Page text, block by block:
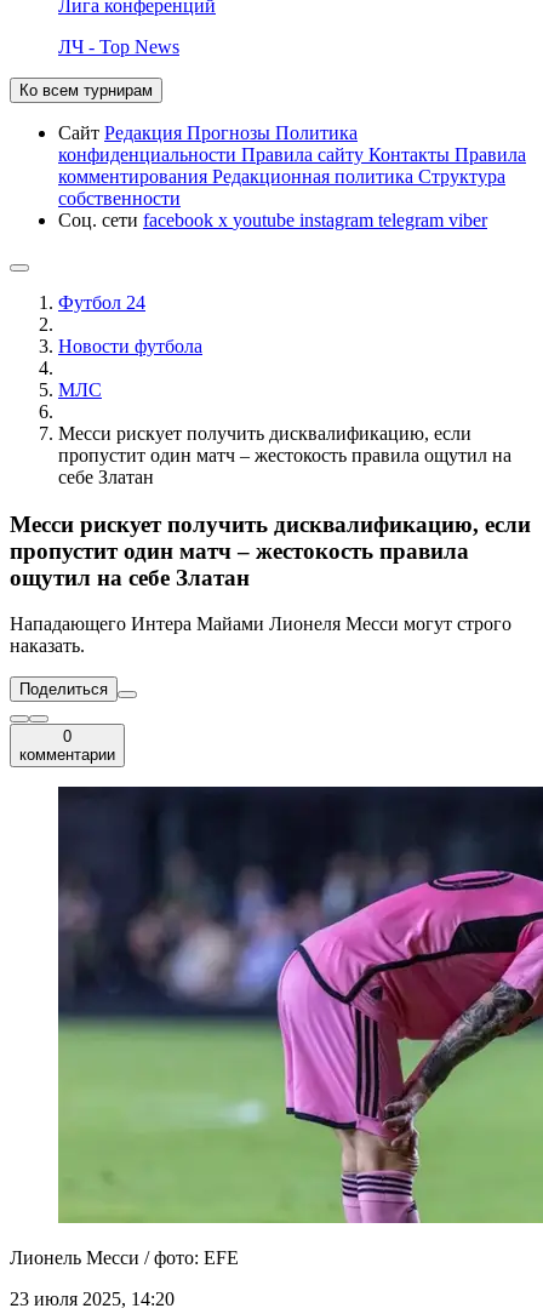
Лига конференций
ЛЧ - Top News
Ко всем турнирам
Сайт Редакция Прогнозы Политика
конфиденциальности Правила сайту Контакты Правила
комментирования Редакционная политика Структура
собственности
Соц. сети facebook x youtube instagram telegram viber
Футбол 24
Новости футбола
МЛС
Месси рискует получить дисквалификацию, если
пропустит один матч – жестокость правила ощутил на
себе Златан
Месси рискует получить дисквалификацию, если
пропустит один матч – жестокость правила
ощутил на себе Златан
Нападающего Интера Майами Лионеля Месси могут строго
наказать.
Поделиться
0
комментарии
Лионель Месси / фото: EFE
23 июля 2025, 14:20